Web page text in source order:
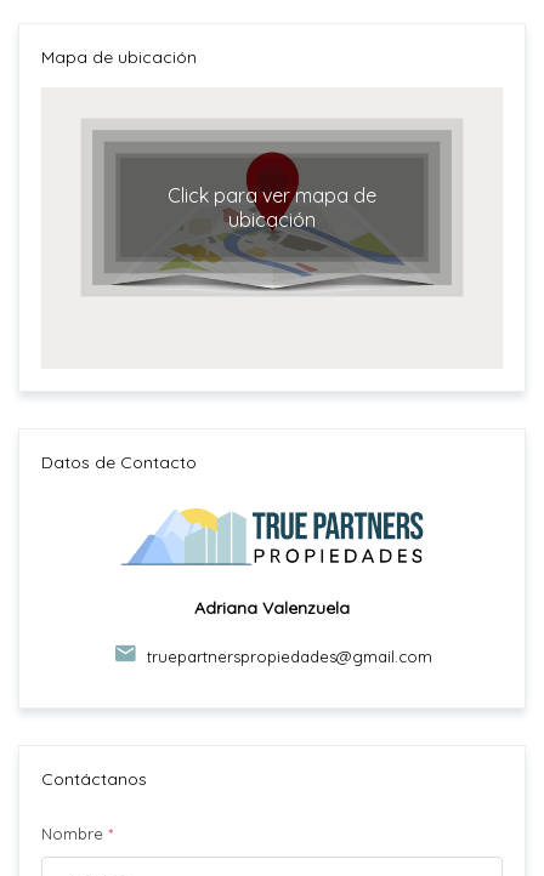
Mapa de ubicación
Click para ver mapa de
ubicación
Datos de Contacto
Adriana Valenzuela
truepartnerspropiedades@gmail.com
Contáctanos
Nombre *